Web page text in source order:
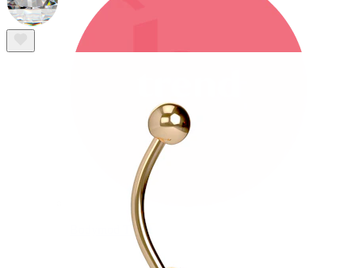
Bodymod Trend